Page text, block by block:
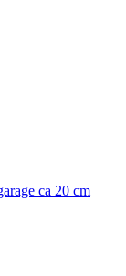
ca 20 cm